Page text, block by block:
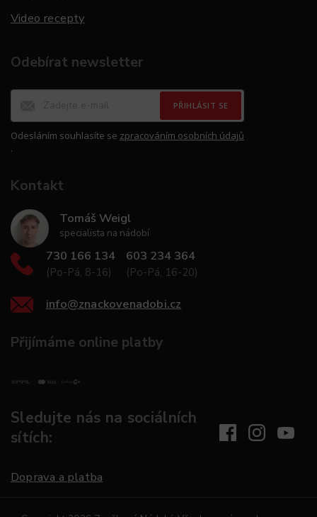
Video recepty
Odebírat newsletter
PŘIHLÁSIT SE
Odesláním souhlasíte se zpracováním osobních údajů
.
Kontakt
Tomáš Weigl
specialista na nádobí
730 166 134
(Po-Pá, 8-16)
603 234 364
(Po-Pá, 16-20)
info@znackovenadobi.cz
Přijímáme online platby
Sledujte nás na sociálních
sítích:
Doprava a platba